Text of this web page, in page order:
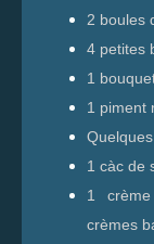
2 boules
4 petites
1
1 piment
1 càc de
1
crèmes